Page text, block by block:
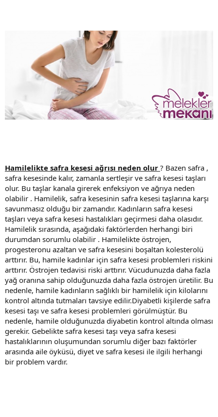
Hamilelikte safra kesesi ağrısı neden olur ? Bazen safra ,
safra kesesinde kalır, zamanla sertleşir ve safra kesesi taşları
olur. Bu taşlar kanala girerek enfeksiyon ve ağrıya neden
olabilir . Hamilelik, safra kesesinin safra kesesi taşlarına karşı
savunmasız olduğu bir zamandır. Kadınların safra kesesi
taşları veya safra kesesi hastalıkları geçirmesi daha olasıdır.
Hamilelik sırasında, aşağıdaki faktörlerden herhangi biri
durumdan sorumlu olabilir . Hamilelikte östrojen,
progesteronu azaltan ve safra kesesini boşaltan kolesterolü
arttırır. Bu, hamile kadınlar için safra kesesi problemleri riskini
arttırır. Östrojen tedavisi riski arttırır. Vücudunuzda daha fazla
yağ oranına sahip olduğunuzda daha fazla östrojen üretilir. Bu
nedenle, hamile kadınların sağlıklı bir hamilelik için kilolarını
kontrol altında tutmaları tavsiye edilir.Diyabetli kişilerde safra
kesesi taşı ve safra kesesi problemleri görülmüştür. Bu
nedenle, hamile olduğunuzda diyabetin kontrol altında olması
gerekir. Gebelikte safra kesesi taşı veya safra kesesi
hastalıklarının oluşumundan sorumlu diğer bazı faktörler
arasında aile öyküsü, diyet ve safra kesesi ile ilgili herhangi
bir problem vardır.